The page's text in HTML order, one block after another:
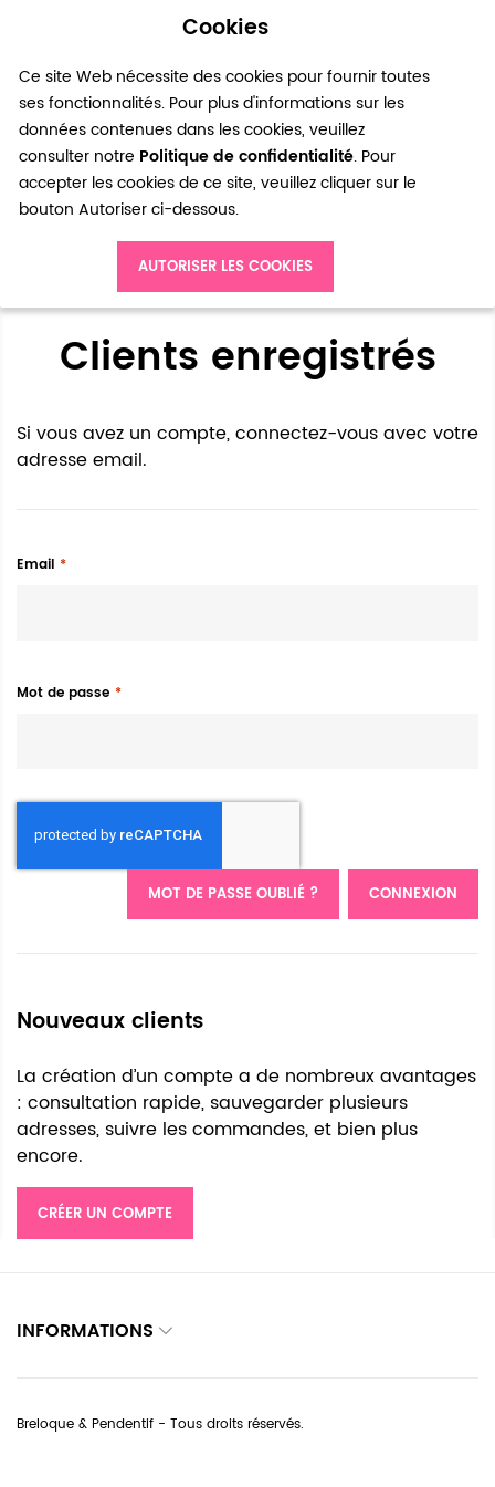
Cookies
Ce site Web nécessite des cookies pour fournir toutes
ses fonctionnalités. Pour plus d'informations sur les
données contenues dans les cookies, veuillez
consulter notre Politique de confidentialité. Pour
accepter les cookies de ce site, veuillez cliquer sur le
bouton Autoriser ci-dessous.
AUTORISER LES COOKIES
0
Accès client
Clients enregistrés
Si vous avez un compte, connectez-vous avec votre
adresse email.
Email
Mot de passe
CONNEXION
MOT DE PASSE OUBLIÉ ?
Nouveaux clients
La création d’un compte a de nombreux avantages
: consultation rapide, sauvegarder plusieurs
adresses, suivre les commandes, et bien plus
encore.
CRÉER UN COMPTE
INFORMATIONS
Breloque & Pendentif - Tous droits réservés.